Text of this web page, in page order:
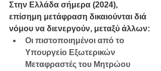
Στην Ελλάδα σήμερα (2024),
επίσημη μετάφραση δικαιούνται διά
νόμου να διενεργούν, μεταξύ άλλων:
Οι πιστοποιημένοι από το
Υπουργείο Εξωτερικών
Μεταφραστές του Μητρώου